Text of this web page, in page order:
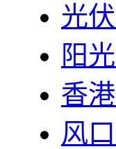
光
阳
香
风